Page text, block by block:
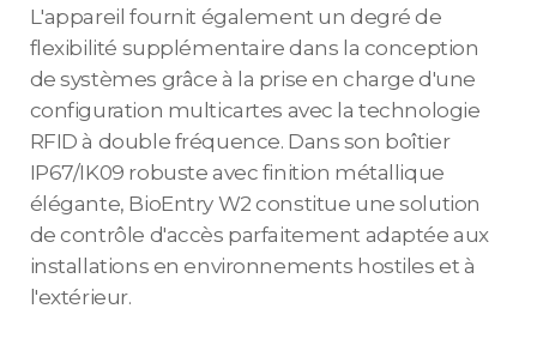
L'appareil fournit également un degré de
flexibilité supplémentaire dans la conception
de systèmes grâce à la prise en charge d'une
configuration multicartes avec la technologie
RFID à double fréquence. Dans son boîtier
IP67/IK09 robuste avec finition métallique
élégante, BioEntry W2 constitue une solution
de contrôle d'accès parfaitement adaptée aux
installations en environnements hostiles et à
l'extérieur.